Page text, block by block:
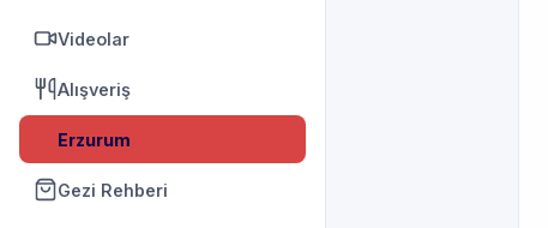
Videolar
Alışveriş
Erzurum
Gezi Rehberi